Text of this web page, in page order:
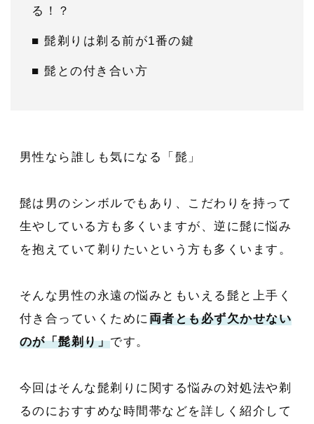
る！？
■ 髭剃りは剃る前が1番の鍵
■ 髭との付き合い方
男性なら誰しも気になる「髭」
髭は男のシンボルでもあり、こだわりを持って
生やしている方も多くいますが、逆に髭に悩み
を抱えていて剃りたいという方も多くいます。
そんな男性の永遠の悩みともいえる髭と上手く
付き合っていくために両者とも必ず欠かせない
のが「髭剃り」です。
今回はそんな髭剃りに関する悩みの対処法や剃
るのにおすすめな時間帯などを詳しく紹介して